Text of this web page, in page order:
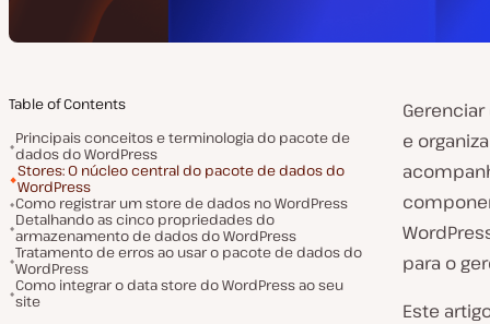
Table of Contents
Principais conceitos e terminologia do pacote de
dados do WordPress
Stores: O núcleo central do pacote de dados do
WordPress
Como registrar um store de dados no WordPress
Detalhando as cinco propriedades do
armazenamento de dados do WordPress
Tratamento de erros ao usar o pacote de dados do
WordPress
Como integrar o data store do WordPress ao seu
site
e
para o
Este